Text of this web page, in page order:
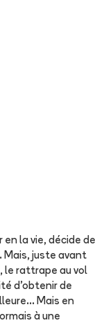
en la vie, décide de
Mais, juste avant
le rattrape au vol
d’obtenir de
Mais en
à une